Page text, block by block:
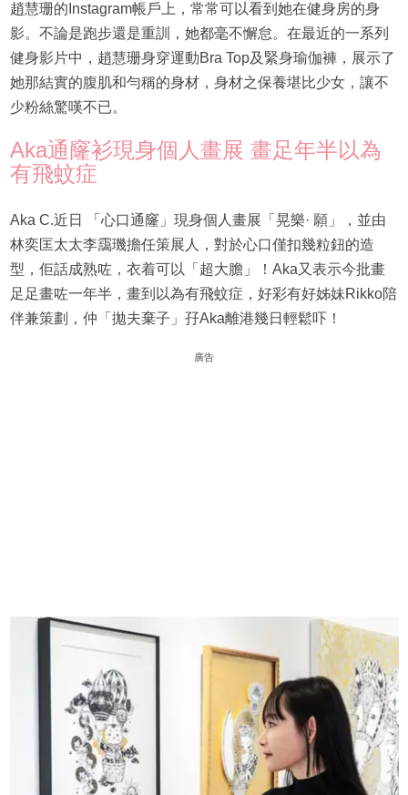
趙慧珊的Instagram帳戶上，常常可以看到她在健身房的身
影。不論是跑步還是重訓，她都毫不懈怠。在最近的一系列
健身影片中，趙慧珊身穿運動Bra Top及緊身瑜伽褲，展示了
她那結實的腹肌和勻稱的身材，身材之保養堪比少女，讓不
少粉絲驚嘆不已。
Aka通窿衫現身個人畫展 畫足年半以為
有飛蚊症
Aka C.近日 「心口通窿」現身個人畫展「晃樂· 願」，並由
林奕匡太太李靄璣擔任策展人，對於心口僅扣幾粒鈕的造
型，佢話成熟咗，衣着可以「超大膽」！Aka又表示今批畫
足足畫咗一年半，畫到以為有飛蚊症，好彩有好姊妹Rikko陪
伴兼策劃，仲「拋夫棄子」孖Aka離港幾日輕鬆吓！
廣告